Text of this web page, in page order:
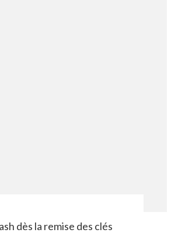
dès la remise des clés